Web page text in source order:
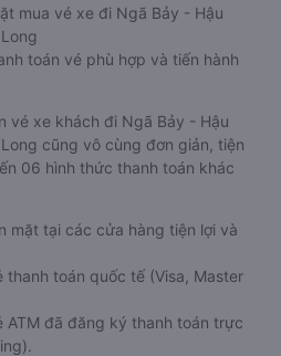
mua vé xe đi Ngã Bảy - Hậu
toán vé phù hợp và tiến hành
vé xe khách đi Ngã Bảy - Hậu
cũng vô cùng đơn giản, tiện
06 hình thức thanh toán khác
mặt tại các cửa hàng tiện lợi và
thanh toán quốc tế (Visa, Master
ATM đã đăng ký thanh toán trực